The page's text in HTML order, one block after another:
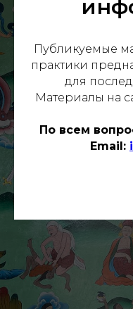
Публикуемые
практики
для
Материалы на
По всем
Email: